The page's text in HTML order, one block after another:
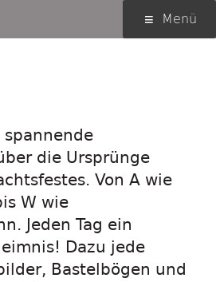
Menü
die Ursprünge
Von A wie
W wie
Jeden Tag ein
Dazu jede
Bastelbögen und